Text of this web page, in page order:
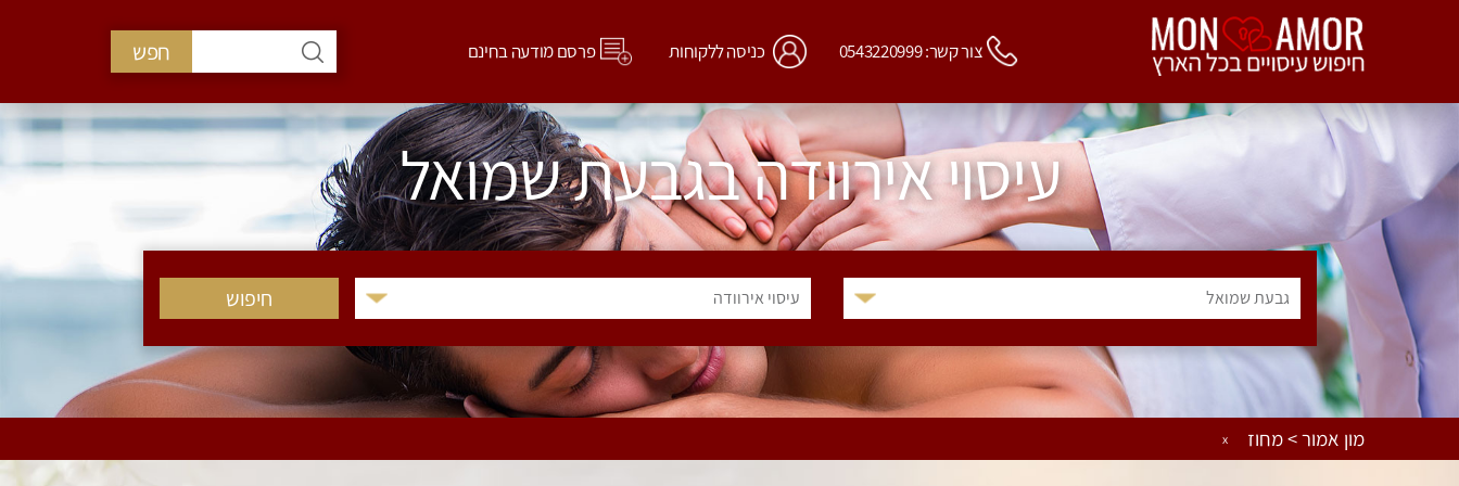
צור קשר: 0543220999 כניסה ללקוחות פרסם מודעה בחינם חפש
עיסוי אירוודה בגבעת שמואל
גבעת שמואל עיסוי אירוודה
מון אמור > מחוז x